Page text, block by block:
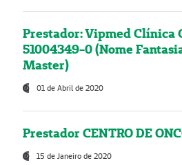
Prestador: Vipmed Clínica
51004349-0 (Nome
Master)
01 de Abril de 2020
Prestador CENTRO DE
15 de Janeiro de 2020